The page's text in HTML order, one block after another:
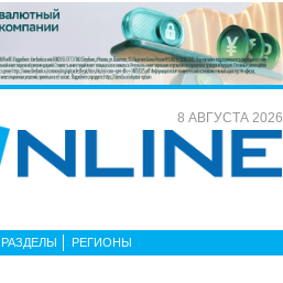
8 АВГУСТА 2026
РАЗДЕЛЫ РЕГИОНЫ